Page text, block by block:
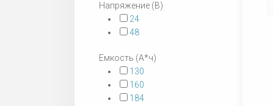
Напряжение (В)
24
48
Емкость (А*ч)
130
160
184